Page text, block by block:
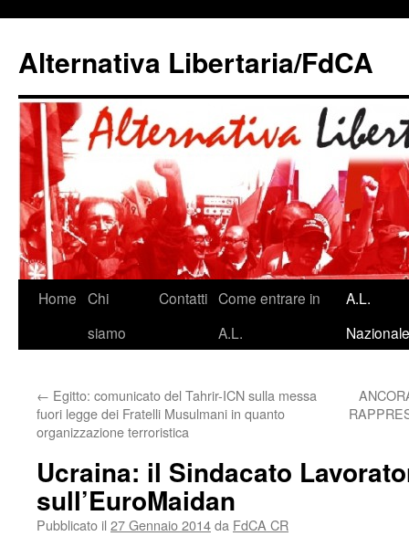
Alternativa Libertaria/FdCA
VaiHome Chi
siamo
Contatti Come entrare in
A.L.
A.L.
Nazionale
← Egitto: comunicato del Tahrir-ICN sulla messa
fuori legge dei Fratelli Musulmani in quanto
organizzazione terroristica
Ucraina: il Sindacato
sull’EuroMaidan
Pubblicato il 27 Gennaio 2014da FdCA CR